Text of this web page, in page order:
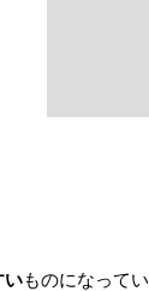
いものになって